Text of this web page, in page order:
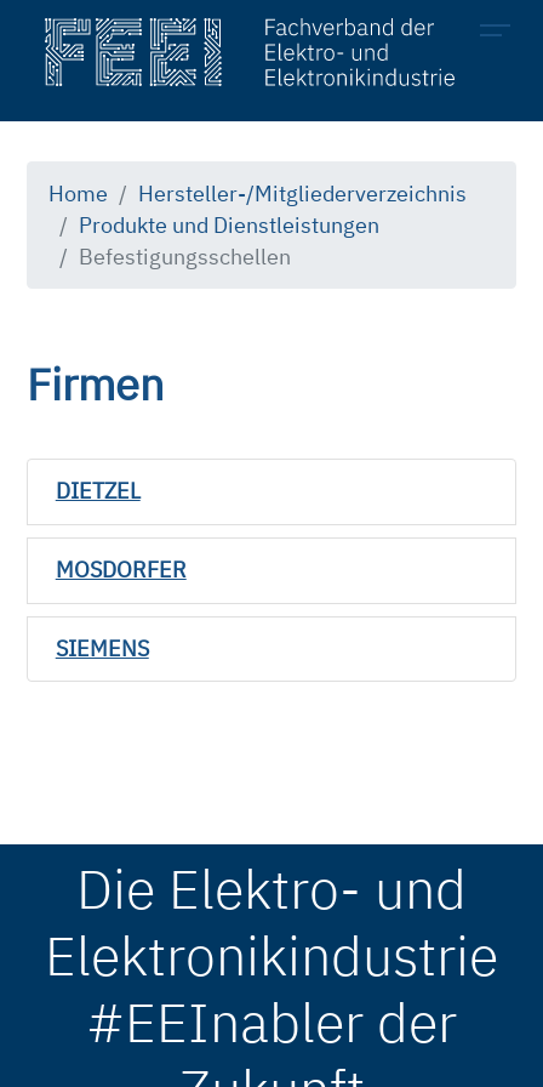
Mitglieder
Hersteller
Produkte & Dienstleistungen
Home
Hersteller-/Mitgliederverzeichnis
Produkte und Dienstleistungen
Befestigungsschellen
Firmen
DIETZEL
MOSDORFER
SIEMENS
Die Elektro- und
Elektronikindustrie
#EEInabler der